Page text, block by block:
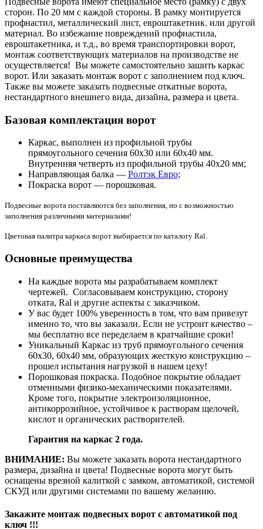
сторон. По 20 мм с каждой стороны. В рамку монтируется
профнастил, металлический лист, евроштакетник. или другой
материал. Во избежание повреждений профнастила,
евроштакетника, и т.д., во время транспортировки ворот,
монтаж соответствующих материалов на производстве не
осуществляется! Вы можете самостоятельно зашить каркас
ворот. Или заказать монтаж ворот с заполнением под ключ.
Также вы можете заказать подвесные откатные ворота,
нестандартного внешнего вида, дизайна, размера и цвета.
Базовая комплектация ворот
Каркас, выполнен из профильной трубы
прямоугольного сечения 60х30 или 60х40 мм.
Внутренняя четверть из профильной трубы 40х20 мм;
Направляющая балка — Ролтэк Евро;
Покраска ворот — порошковая.
Подвесные ворота поставляются без заполнения, но с возможностью
заполнения различными материалами!
Цветовая палитра каркаса ворот выбирается по каталогу Ral.
Основные преимущества
На каждые ворота мы разрабатываем комплект
чертежей. Согласовываем конструкцию, сторону
отката, Ral и другие аспекты с заказчиком.
У вас будет 100% уверенность в том, что вам привезут
именно то, что вы заказали. Если не устроит качество –
мы бесплатно все переделаем в кратчайшие сроки!
Уникальный Каркас из труб прямоугольного сечения
60х30, 60х40 мм, образующих жесткую конструкцию –
прошел испытания нагрузкой в нашем цеху!
Порошковая покраска. Подобное покрытие обладает
отменными физико-механическими показателями.
Кроме того, покрытие электроизоляционное,
антикоррозийное, устойчивое к растворам щелочей,
кислот и органических растворителей.
Гарантия на каркас 2 года.
ВНИМАНИЕ: Вы можете заказать ворота нестандартного
размера, дизайна и цвета! Подвесные ворота могут быть
оснащены врезной калиткой с замком, автоматикой, системой
СКУД или другими системами по вашему желанию.
Закажите монтаж подвесных ворот с автоматикой под
ключ !!!